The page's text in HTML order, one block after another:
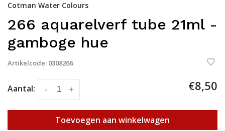
Cotman Water Colours
266 aquarelverf tube 21ml -
gamboge hue
Artikelcode: 0308266
Aantal: +
- €8,50
Toevoegen aan winkelwagen